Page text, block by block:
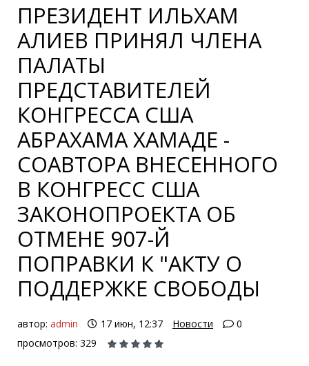
ПРЕЗИДЕНТ ИЛЬХАМ
АЛИЕВ ПРИНЯЛ ЧЛЕНА
ПАЛАТЫ
ПРЕДСТАВИТЕЛЕЙ
КОНГРЕССА США
АБРАХАМА ХАМАДЕ -
СОАВТОРА ВНЕСЕННОГО
В КОНГРЕСС США
ЗАКОНОПРОЕКТА ОБ
ОТМЕНЕ 907-Й
ПОПРАВКИ К "АКТУ О
ПОДДЕРЖКЕ СВОБОДЫ
автор: admin 17 июн, 12:37 Новости
0
просмотров: 329